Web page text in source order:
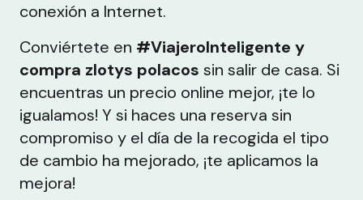
conexión a Internet.
Conviértete en #ViajeroInteligente y
compra zlotys polacos sin salir de casa. Si
encuentras un precio online mejor, ¡te lo
igualamos! Y si haces una reserva sin
compromiso y el día de la recogida el tipo
de cambio ha mejorado, ¡te aplicamos la
mejora!